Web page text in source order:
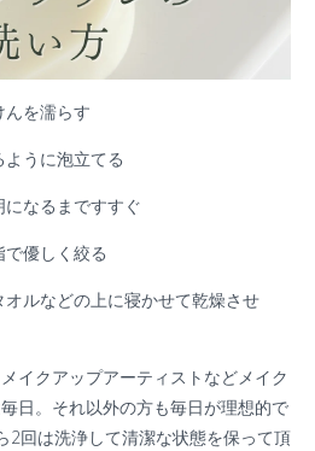
を濡らす
うに泡立てる
なるまですすぐ
優しく絞る
ルなどの上に寝かせて乾燥させ
イクアップアーティストなどメイク
日。それ以外の方も毎日が理想的で
2回は洗浄して清潔な状態を保って頂